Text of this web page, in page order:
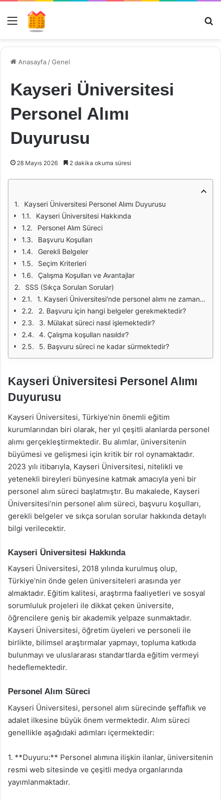
Menü
Anasayfa /Genel
Kayseri Üniversitesi
Personel Alımı
Duyurusu
28 Mayıs 2026 2 dakika okuma süresi
Kayseri Üniversitesi Personel Alımı Duyurusu
Kayseri Üniversitesi Hakkında
Personel Alım Süreci
Başvuru Koşulları
Gerekli Belgeler
Seçim Kriterleri
Çalışma Koşulları ve Avantajlar
SSS (Sıkça Sorulan Sorular)
1. Kayseri Üniversitesi'nde personel alımı ne zaman yapılmaktadır?
2. Başvuru için hangi belgeler gerekmektedir?
3. Mülakat süreci nasıl işlemektedir?
4. Çalışma koşulları nasıldır?
5. Başvuru süreci ne kadar sürmektedir?
Kayseri Üniversitesi Personel Alımı
Duyurusu
Kayseri Üniversitesi, Türkiye’nin önemli eğitim
kurumlarından biri olarak, her yıl çeşitli alanlarda personel
alımı gerçekleştirmektedir. Bu alımlar, üniversitenin
büyümesi ve gelişmesi için kritik bir rol oynamaktadır.
2023 yılı itibarıyla, Kayseri Üniversitesi, nitelikli ve
yetenekli bireyleri bünyesine katmak amacıyla yeni bir
personel alım süreci başlatmıştır. Bu makalede, Kayseri
Üniversitesi’nin personel alım süreci, başvuru koşulları,
gerekli belgeler ve sıkça sorulan sorular hakkında detaylı
bilgi verilecektir.
Kayseri Üniversitesi Hakkında
Kayseri Üniversitesi, 2018 yılında kurulmuş olup,
Türkiye’nin önde gelen üniversiteleri arasında yer
almaktadır. Eğitim kalitesi, araştırma faaliyetleri ve sosyal
sorumluluk projeleri ile dikkat çeken üniversite,
öğrencilere geniş bir akademik yelpaze sunmaktadır.
Kayseri Üniversitesi, öğretim üyeleri ve personeli ile
birlikte, bilimsel araştırmalar yapmayı, topluma katkıda
bulunmayı ve uluslararası standartlarda eğitim vermeyi
hedeflemektedir.
Personel Alım Süreci
Kayseri Üniversitesi, personel alım sürecinde şeffaflık ve
adalet ilkesine büyük önem vermektedir. Alım süreci
genellikle aşağıdaki adımları içermektedir:
1. **Duyuru:** Personel alımına ilişkin ilanlar, üniversitenin
resmi web sitesinde ve çeşitli medya organlarında
yayımlanmaktadır.